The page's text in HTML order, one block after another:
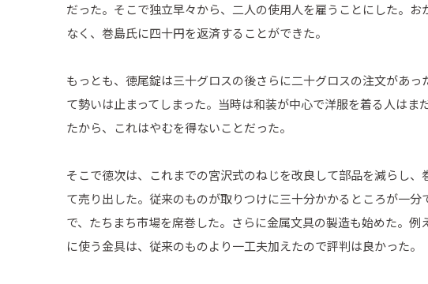
だった。そこで独立早々から、二人の使用人を雇うことにした。お
なく、巻島氏に四十円を返済することができた。
もっとも、徳尾錠は三十グロスの後さらに二十グロスの注文があっ
て勢いは止まってしまった。当時は和装が中心で洋服を着る人はま
たから、これはやむを得ないことだった。
そこで徳次は、これまでの宮沢式のねじを改良して部品を減らし、
て売り出した。従来のものが取りつけに三十分かかるところが一分
で、たちまち市場を席巻した。さらに金属文具の製造も始めた。例
に使う金具は、従来のものより一工夫加えたので評判は良かった。